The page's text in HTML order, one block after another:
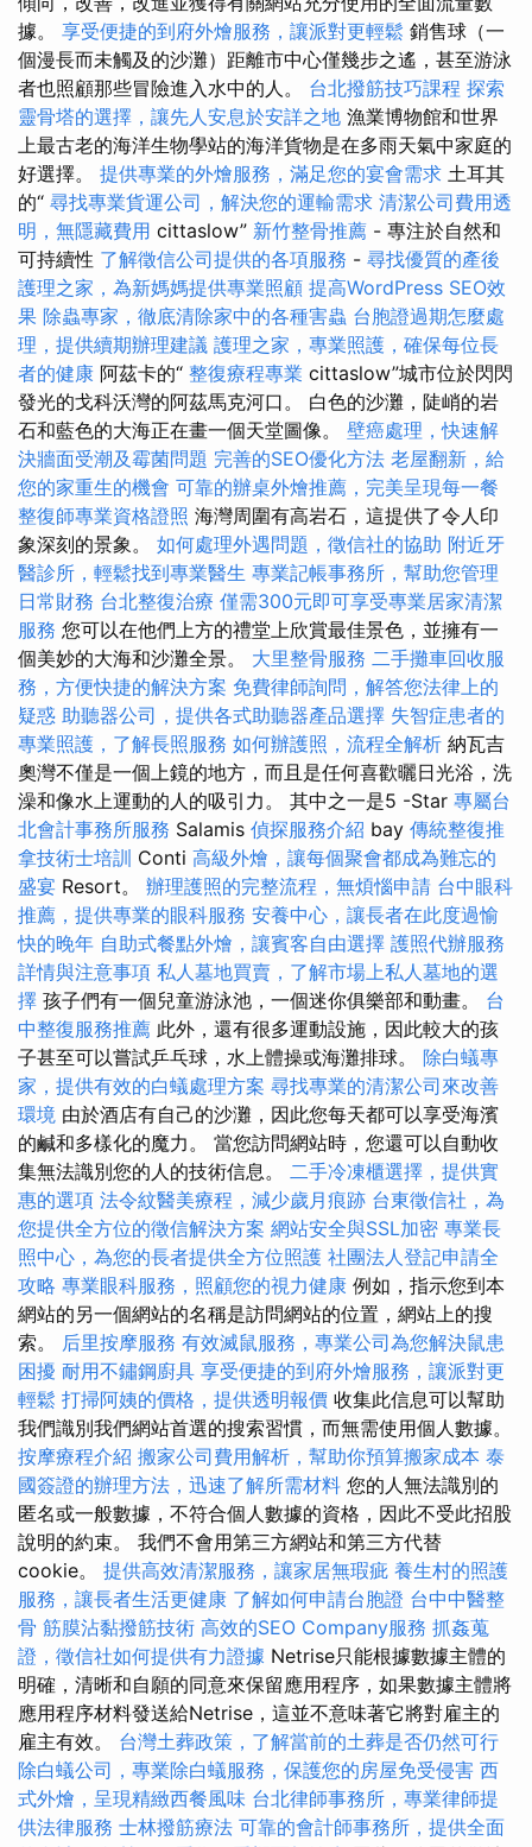
據。 享受便捷的到府外燴服務，讓派對更輕鬆 銷售球（一
個漫長而未觸及的沙灘）距離市中心僅幾步之遙，甚至游泳
者也照顧那些冒險進入水中的人。 台北撥筋技巧課程 探索
靈骨塔的選擇，讓先人安息於安詳之地 漁業博物館和世界
上最古老的海洋生物學站的海洋貨物是在多雨天氣中家庭的
好選擇。 提供專業的外燴服務，滿足您的宴會需求 土耳其
的“ 尋找專業貨運公司，解決您的運輸需求 清潔公司費用透
明，無隱藏費用 cittaslow” 新竹整骨推薦 - 專注於自然和
可持續性 了解徵信公司提供的各項服務 - 尋找優質的產後
護理之家，為新媽媽提供專業照顧 提高WordPress SEO效
果 除蟲專家，徹底清除家中的各種害蟲 台胞證過期怎麼處
理，提供續期辦理建議 護理之家，專業照護，確保每位長
者的健康 阿茲卡的“ 整復療程專業 cittaslow”城市位於閃閃
發光的戈科沃灣的阿茲馬克河口。 白色的沙灘，陡峭的岩
石和藍色的大海正在畫一個天堂圖像。 壁癌處理，快速解
決牆面受潮及霉菌問題 完善的SEO優化方法 老屋翻新，給
您的家重生的機會 可靠的辦桌外燴推薦，完美呈現每一餐
整復師專業資格證照 海灣周圍有高岩石，這提供了令人印
象深刻的景象。 如何處理外遇問題，徵信社的協助 附近牙
醫診所，輕鬆找到專業醫生 專業記帳事務所，幫助您管理
日常財務 台北整復治療 僅需300元即可享受專業居家清潔
服務 您可以在他們上方的禮堂上欣賞最佳景色，並擁有一
個美妙的大海和沙灘全景。 大里整骨服務 二手攤車回收服
務，方便快捷的解決方案 免費律師詢問，解答您法律上的
疑惑 助聽器公司，提供各式助聽器產品選擇 失智症患者的
專業照護，了解長照服務 如何辦護照，流程全解析 納瓦吉
奧灣不僅是一個上鏡的地方，而且是任何喜歡曬日光浴，洗
澡和像水上運動的人的吸引力。 其中之一是5 -Star 專屬台
北會計事務所服務 Salamis 偵探服務介紹 bay 傳統整復推
拿技術士培訓 Conti 高級外燴，讓每個聚會都成為難忘的
盛宴 Resort。 辦理護照的完整流程，無煩惱申請 台中眼科
推薦，提供專業的眼科服務 安養中心，讓長者在此度過愉
快的晚年 自助式餐點外燴，讓賓客自由選擇 護照代辦服務
詳情與注意事項 私人墓地買賣，了解市場上私人墓地的選
擇 孩子們有一個兒童游泳池，一個迷你俱樂部和動畫。 台
中整復服務推薦 此外，還有很多運動設施，因此較大的孩
子甚至可以嘗試乒乓球，水上體操或海灘排球。 除白蟻專
家，提供有效的白蟻處理方案 尋找專業的清潔公司來改善
環境 由於酒店有自己的沙灘，因此您每天都可以享受海濱
的鹹和多樣化的魔力。 當您訪問網站時，您還可以自動收
集無法識別您的人的技術信息。 二手冷凍櫃選擇，提供實
惠的選項 法令紋醫美療程，減少歲月痕跡 台東徵信社，為
您提供全方位的徵信解決方案 網站安全與SSL加密 專業長
照中心，為您的長者提供全方位照護 社團法人登記申請全
攻略 專業眼科服務，照顧您的視力健康 例如，指示您到本
網站的另一個網站的名稱是訪問網站的位置，網站上的搜
索。 后里按摩服務 有效滅鼠服務，專業公司為您解決鼠患
困擾 耐用不鏽鋼廚具 享受便捷的到府外燴服務，讓派對更
輕鬆 打掃阿姨的價格，提供透明報價 收集此信息可以幫助
我們識別我們網站首選的搜索習慣，而無需使用個人數據。
按摩療程介紹 搬家公司費用解析，幫助你預算搬家成本 泰
國簽證的辦理方法，迅速了解所需材料 您的人無法識別的
匿名或一般數據，不符合個人數據的資格，因此不受此招股
說明的約束。 我們不會用第三方網站和第三方代替
cookie。 提供高效清潔服務，讓家居無瑕疵 養生村的照護
服務，讓長者生活更健康 了解如何申請台胞證 台中中醫整
骨 筋膜沾黏撥筋技術 高效的SEO Company服務 抓姦蒐
證，徵信社如何提供有力證據 Netrise只能根據數據主體的
明確，清晰和自願的同意來保留應用程序，如果數據主體將
應用程序材料發送給Netrise，這並不意味著它將對雇主的
雇主有效。 台灣土葬政策，了解當前的土葬是否仍然可行
除白蟻公司，專業除白蟻服務，保護您的房屋免受侵害 西
式外燴，呈現精緻西餐風味 台北律師事務所，專業律師提
供法律服務 士林撥筋療法 可靠的會計師事務所，提供全面